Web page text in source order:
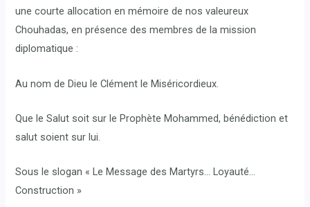
une courte allocation en mémoire de nos valeureux
Chouhadas, en présence des membres de la mission
diplomatique :
Au nom de Dieu le Clément le Miséricordieux.
Que le Salut soit sur le Prophète Mohammed, bénédiction et
salut soient sur lui.
Sous le slogan « Le Message des Martyrs… Loyauté…
Construction »